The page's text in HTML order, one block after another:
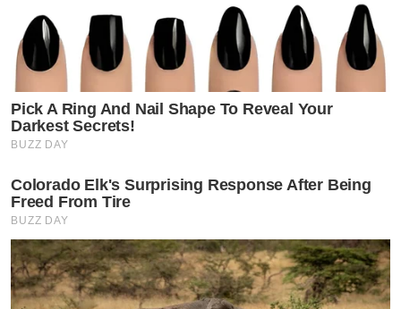
Pick A Ring And Nail Shape To Reveal Your
Darkest Secrets!
BUZZ DAY
Colorado Elk's Surprising Response After Being
Freed From Tire
BUZZ DAY